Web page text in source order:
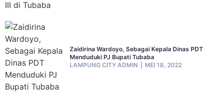
Zaidirina Wardoyo, Sebagai Kepala Dinas PDT
Menduduki PJ Bupati Tubaba
LAMPUNG CITY ADMIN
MEI 18, 2022